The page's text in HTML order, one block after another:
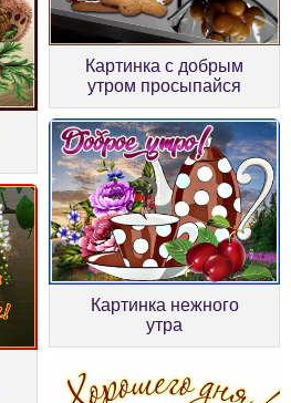
Картинка с добрым
утром просыпайся
Картинка нежного
утра